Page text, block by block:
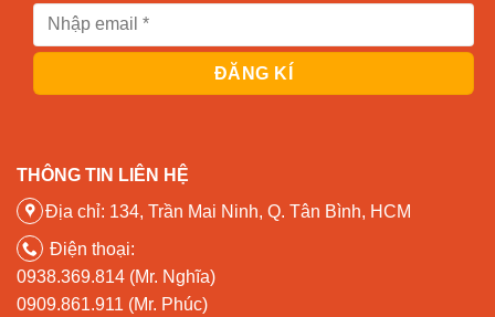
THÔNG TIN LIÊN HỆ
Địa chỉ: 134, Trần Mai Ninh, Q. Tân Bình, HCM
Điện thoại:
0938.369.814 (Mr. Nghĩa)
0909.861.911 (Mr. Phúc)